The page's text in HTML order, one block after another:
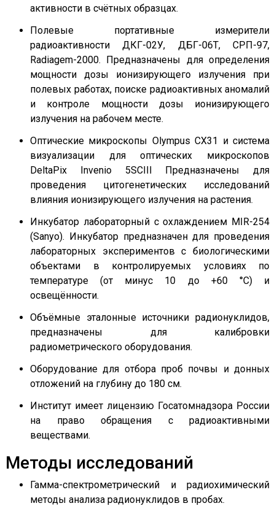
активности в счётных образцах.
Полевые портативные измерители
радиоактивности ДКГ-02У, ДБГ-06Т, СРП-97,
Radiagem-2000. Предназначены для определения
мощности дозы ионизирующего излучения при
полевых работах, поиске радиоактивных аномалий
и контроле мощности дозы ионизирующего
излучения на рабочем месте.
Оптические микроскопы Olympus CX31 и система
визуализации для оптических микроскопов
DeltaPix Invenio 5SCIII Предназначены для
проведения цитогенетических исследований
влияния ионизирующего излучения на растения.
Инкубатор лабораторный с охлаждением MIR-254
(Sanyo). Инкубатор предназначен для проведения
лабораторных экспериментов с биологическими
объектами в контролируемых условиях по
температуре (от минус 10 до +60 °С) и
освещённости.
Объёмные эталонные источники радионуклидов,
предназначены для калибровки
радиометрического оборудования.
Оборудование для отбора проб почвы и донных
отложений на глубину до 180 см.
Институт имеет лицензию Госатомнадзора России
на право обращения с радиоактивными
веществами.
Методы исследований
Гамма-спектрометрический и радиохимический
методы анализа радионуклидов в пробах.